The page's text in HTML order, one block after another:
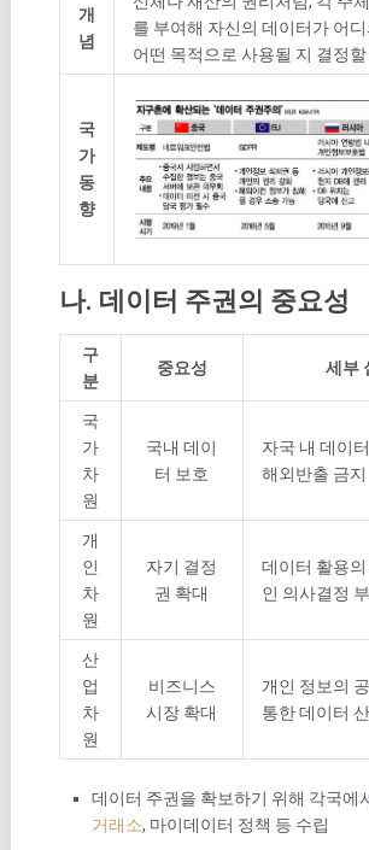
개
념
를 부여해 자신의 데이터가 어
어떤 목적으로 사용될 지 결정
국
가
동
향
나. 데이터 주권의 중요성
구
분
중요성 세부
국
가
차
원
국내 데이
터 보호
자국 내 데이
해외반출 금지
개
인
차
원
자기 결정
권 확대
데이터 활용
인 의사결정
산
업
차
원
비즈니스
시장 확대
개인 정보의
통한 데이터
데이터 주권을 확보하기 위해 각국에
거래소, 마이데이터 정책 등 수립